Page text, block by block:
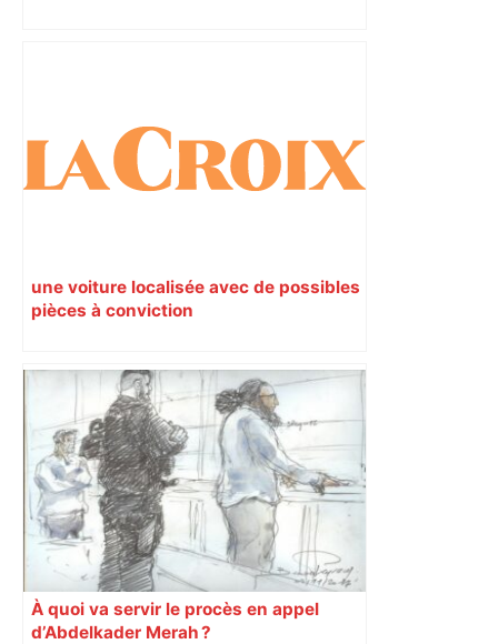
une voiture localisée avec de possibles
pièces à conviction
À quoi va servir le procès en appel
d’Abdelkader Merah ?